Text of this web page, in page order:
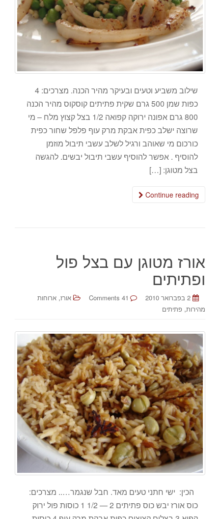
שילוב משביע וטעים ובעיקר מהיר הכנה. מצרכים: 4
כפות שמן 500 גרם שקית פתיתים קוסקוס מהיר הכנה
800 גרם אפונה ירוקה קפואה 1/2 בצל קצוץ מלח – מי
שרוצה ישלב כפית אבקת מרק עוף פלפל שחור כפית
כורכום מי שאוהב ורגיל לשלב עשבי תיבול מוזמן
להוסיף . אפשר להוסיף עשבי תיבול יבשים. להגשה
בצל מטוגן: […]
Continue reading
אורז מטוגן עם בצל פול
ופתיתים
2 בפברואר 2010 41 Comments אורז, ארוחות
מהירות, פתיתים
הכין: ישי חתני טעים מאד. חבל שנגמר….. מצרכים:
כוס אורז יבש כוס פתיתים 2 — 1/2 1 כוסות פול ירוק